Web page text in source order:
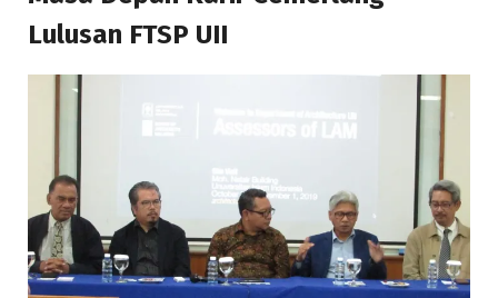
Lulusan FTSP UII